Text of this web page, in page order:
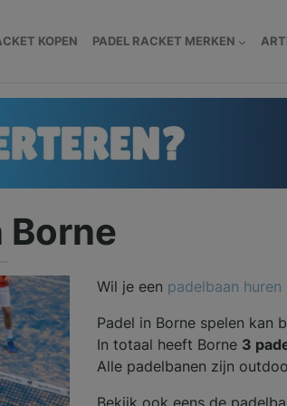
KOPEN PADEL RACKET MERKEN
Borne
Wil je een padelbaan huren
Padel in Borne spelen kan
In totaal heeft Borne 3
Alle padelbanen zijn
Bekijk ook eens de